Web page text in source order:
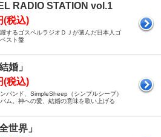
RADIO STATION vol.1
(税込)
するゴスペルラジオＤＪが選んだ日本人ゴ
スト盤
婚」
(税込)
バンド、SimpleSheep（シンプルシープ）
ム。神への愛、結婚の意味を歌い上げる
世界」